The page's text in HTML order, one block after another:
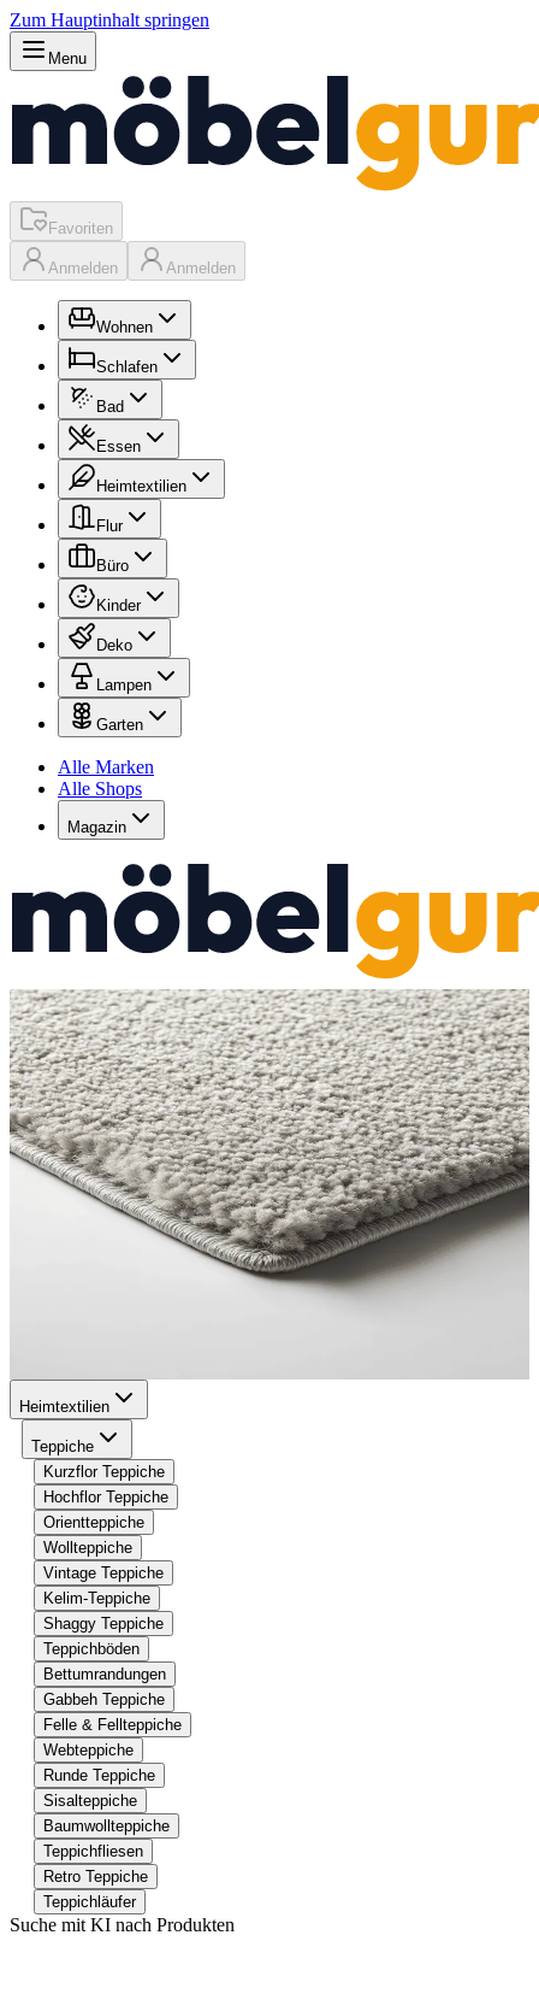
Zum Hauptinhalt springen
Menu
Favoriten
Anmelden Anmelden
Wohnen
Schlafen
Bad
Essen
Heimtextilien
Flur
Büro
Kinder
Deko
Lampen
Garten
Alle Marken
Alle Shops
Magazin
Heimtextilien
Teppiche
Kurzflor Teppiche
Hochflor Teppiche
Orientteppiche
Wollteppiche
Vintage Teppiche
Kelim-Teppiche
Shaggy Teppiche
Teppichböden
Bettumrandungen
Gabbeh Teppiche
Felle & Fellteppiche
Webteppiche
Runde Teppiche
Sisalteppiche
Baumwollteppiche
Teppichfliesen
Retro Teppiche
Teppichläufer
Suche mit KI nach Produkten